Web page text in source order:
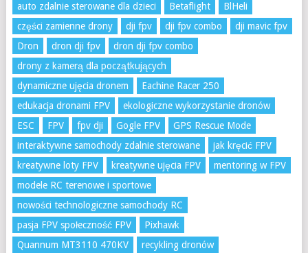
auto zdalnie sterowane dla dzieci
Betaflight
BlHeli
części zamienne drony
dji fpv dji fpv combo
dji mavic fpv
Dron
dron dji fpv
dron dji fpv combo
drony z kamerą dla początkujących
dynamiczne ujęcia dronem
Eachine Racer 250
edukacja dronami FPV
ekologiczne wykorzystanie dronów
ESC
FPV fpv dji Gogle FPV
GPS Rescue Mode
interaktywne samochody zdalnie sterowane
jak kręcić FPV
kreatywne loty FPV
kreatywne ujęcia FPV
mentoring w FPV
modele RC terenowe i sportowe
nowości technologiczne samochody RC
pasja FPV społeczność FPV
Pixhawk
Quannum MT3110 470KV
recykling dronów